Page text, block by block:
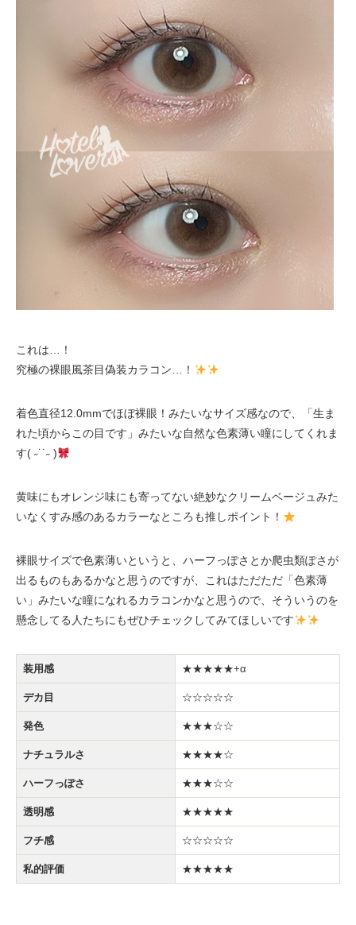
これは…！
究極の裸眼風茶目偽装カラコン…！
着色直径12.0mmでほぼ裸眼！みたいなサイズ感なので、「生ま
れた頃からこの目です」みたいな自然な色素薄い瞳にしてくれま
す( ˶˙˙˶ )
黄味にもオレンジ味にも寄ってない絶妙なクリームベージュみた
いなくすみ感のあるカラーなところも推しポイント！
裸眼サイズで色素薄いというと、ハーフっぽさとか爬虫類ぽさが
出るものもあるかなと思うのですが、これはただただ「色素薄
い」みたいな瞳になれるカラコンかなと思うので、そういうのを
懸念してる人たちにもぜひチェックしてみてほしいです
装用感 ★★★★★+α
デカ目 ☆☆☆☆☆
発色 ★★★☆☆
ナチュラルさ ★★★★☆
ハーフっぽさ ★★★☆☆
透明感 ★★★★★
フチ感 ☆☆☆☆☆
私的評価 ★★★★★